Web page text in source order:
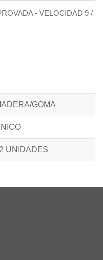
- VELOCIDAD 9 /
GOMA
UNIDADES